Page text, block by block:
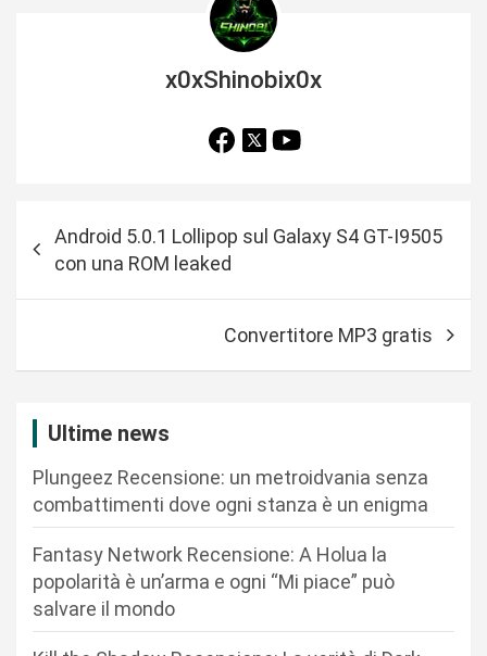
x0xShinobix0x
Android 5.0.1 Lollipop sul Galaxy S4 GT-I9505
con una ROM leaked
Convertitore MP3 gratis
Ultime news
Plungeez Recensione: un metroidvania senza
combattimenti dove ogni stanza è un enigma
Fantasy Network Recensione: A Holua la
popolarità è un’arma e ogni “Mi piace” può
salvare il mondo